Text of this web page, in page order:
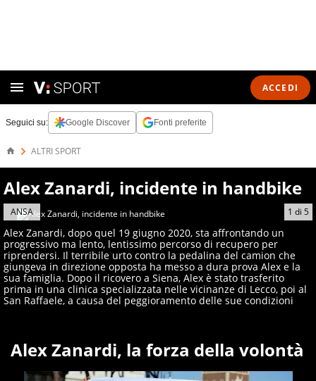
ACCEDI
Seguici su: Google Discover Fonti preferite
ALTRI SPORT
Alex Zanardi, incidente in handbike
1 di 5
ANSA
Alex Zanardi, dopo quel 19 giugno 2020, sta affrontando un
progressivo ma lento, lentissimo percorso di recupero per
riprendersi. Il terribile urto contro la pedalina del camion che
giungeva in direzione opposta ha messo a dura prova Alex e la
sua famiglia. Dopo il ricovero a Siena, Alex è stato trasferito
prima in una clinica specializzata nelle vicinanze di Lecco, poi al
San Raffaele, a causa del peggioramento delle sue condizioni
Alex Zanardi, la forza della volontà